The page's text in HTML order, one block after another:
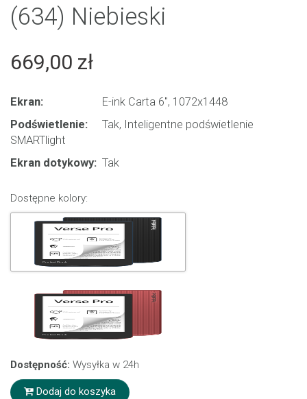
(634) Niebieski
669,00 zł
Ekran:
E-ink Carta 6'', 1072x1448
Podświetlenie:
Tak, Inteligentne podświetlenie
SMARTlight
Ekran dotykowy: Tak
Dostępne kolory:
Dostępność: Wysyłka w 24h
Dodaj do koszyka